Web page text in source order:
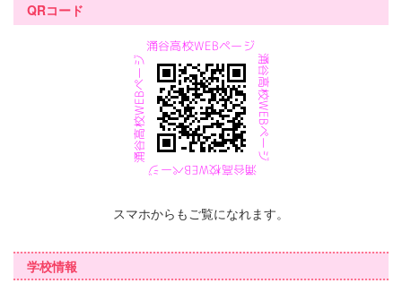
QRコード
スマホからもご覧になれます。
学校情報